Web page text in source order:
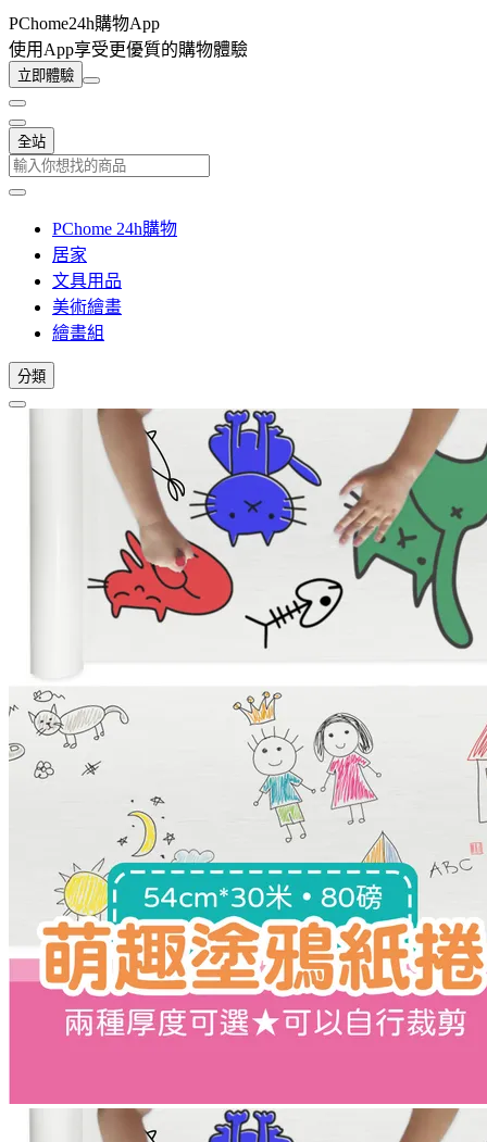
PChome24h購物App
使用App享受更優質的購物體驗
立即體驗
全站
PChome 24h購物
居家
文具用品
美術繪畫
繪畫組
分類